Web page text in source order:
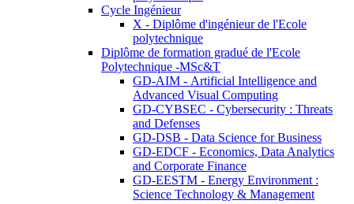
Cycle Ingénieur
X - Diplôme d'ingénieur de l'Ecole
polytechnique
Diplôme de formation gradué de l'Ecole
Polytechnique -MSc&T
GD-AIM - Artificial Intelligence and
Advanced Visual Computing
GD-CYBSEC - Cybersecurity : Threats
and Defenses
GD-DSB - Data Science for Business
GD-EDCF - Economics, Data Analytics
and Corporate Finance
GD-EESTM - Energy Environment :
Science Technology & Management